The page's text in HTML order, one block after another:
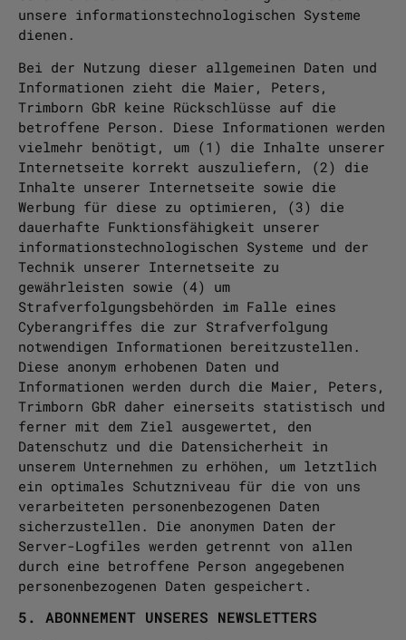
unsere informationstechnologischen Systeme
dienen.
Bei der Nutzung dieser allgemeinen Daten und
Informationen zieht die Maier, Peters,
Trimborn GbR keine Rückschlüsse auf die
betroffene Person. Diese Informationen werden
vielmehr benötigt, um (1) die Inhalte unserer
Internetseite korrekt auszuliefern, (2) die
Inhalte unserer Internetseite sowie die
Werbung für diese zu optimieren, (3) die
dauerhafte Funktionsfähigkeit unserer
informationstechnologischen Systeme und der
Technik unserer Internetseite zu
gewährleisten sowie (4) um
Strafverfolgungsbehörden im Falle eines
Cyberangriffes die zur Strafverfolgung
notwendigen Informationen bereitzustellen.
Diese anonym erhobenen Daten und
Informationen werden durch die Maier, Peters,
Trimborn GbR daher einerseits statistisch und
ferner mit dem Ziel ausgewertet, den
Datenschutz und die Datensicherheit in
unserem Unternehmen zu erhöhen, um letztlich
ein optimales Schutzniveau für die von uns
verarbeiteten personenbezogenen Daten
sicherzustellen. Die anonymen Daten der
Server-Logfiles werden getrennt von allen
durch eine betroffene Person angegebenen
personenbezogenen Daten gespeichert.
5. ABONNEMENT UNSERES NEWSLETTERS